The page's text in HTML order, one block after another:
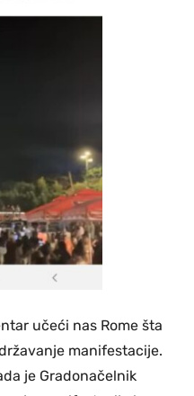
učeći nas Rome šta
manifestacije.
je Gradonačelnik